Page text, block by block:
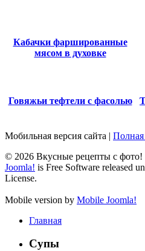
Кабачки фаршированные
мясом в духовке
Говяжьи тефтели с фасолью
Мобильная версия сайта | Полная
© 2026 Вкусные рецепты с фото!
Joomla! is Free Software released
License.
Mobile version by Mobile Joomla!
Главная
Супы